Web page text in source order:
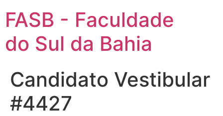
FASB - Faculdade
do Sul da Bahia
Candidato Vestibular
#4427